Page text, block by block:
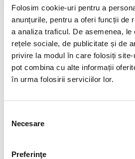
Folosim cookie-uri pentru a
anunțurile, pentru a oferi funcții de
a analiza traficul. De asemenea, le
rețele sociale, de publicitate și de
privire la modul în care folosiți
pot combina cu alte informații
în urma folosirii serviciilor lor.
consimțământului
Necesare
Preferinţe
pentru toate produsele
DESCRIERE PRODUS
Cristal natural 100 %.
Cristal Unicat. Veti primi exact
RECENZII CLIENTI